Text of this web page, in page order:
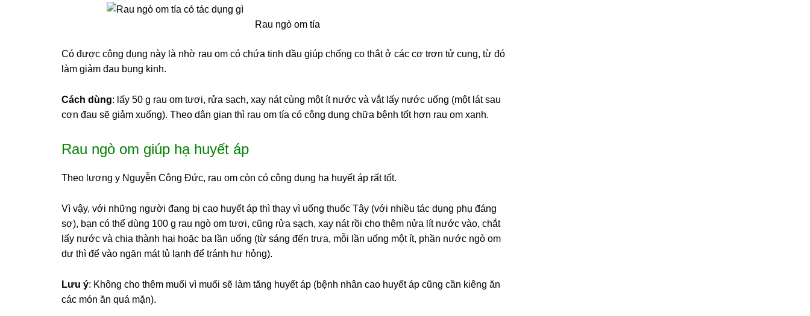
Rau ngò om tía
Có được công dụng này là nhờ rau om có chứa tinh dầu giúp chống co thắt ở các cơ trơn tử cung, từ đó
làm giảm đau bụng kinh.
Cách dùng: lấy 50 g rau om tươi, rửa sạch, xay nát cùng một ít nước và vắt lấy nước uống (một lát sau
cơn đau sẽ giảm xuống). Theo dân gian thì rau om tía có công dụng chữa bệnh tốt hơn rau om xanh.
Rau ngò om giúp hạ huyết áp
Theo lương y Nguyễn Công Đức, rau om còn có công dụng hạ huyết áp rất tốt.
Vì vậy, với những người đang bị cao huyết áp thì thay vì uống thuốc Tây (với nhiều tác dụng phụ đáng
sợ), bạn có thể dùng 100 g rau ngò om tươi, cũng rửa sạch, xay nát rồi cho thêm nửa lít nước vào, chắt
lấy nước và chia thành hai hoặc ba lần uống (từ sáng đến trưa, mỗi lần uống một ít, phần nước ngò om
dư thì để vào ngăn mát tủ lạnh để tránh hư hỏng).
Lưu ý: Không cho thêm muối vì muối sẽ làm tăng huyết áp (bệnh nhân cao huyết áp cũng cần kiêng ăn
các món ăn quá mặn).